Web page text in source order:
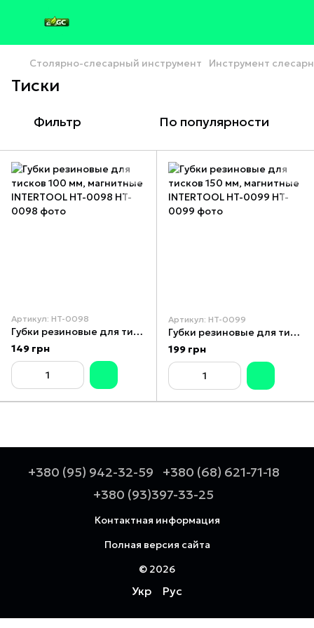
Столярно-слесарный инструмент Инструмент
Тиски
Фильтр По популярности
Артикул: HT-0098
Губки резиновые для тисков 100 мм, магнитные INTERTOOL HT-0098
149 грн
Артикул: HT-0099
Губки резиновые для тисков 150 мм, магнитные INTERTOOL HT-0099
199 грн
+380 (95) 942-32-59
+380 (68) 621-71-18
+380 (93)397-33-25
Контактная информация
Полная версия сайта
© 2026
Укр Рус